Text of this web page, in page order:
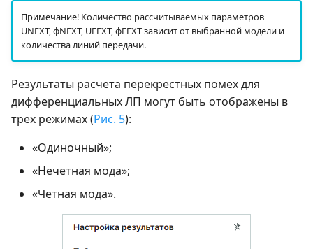
Примечание! Количество рассчитываемых параметров
UNEXT, ɸNEXT, UFEXT, ɸFEXT зависит от выбранной модели и
количества линий передачи.
Результаты расчета перекрестных помех для
дифференциальных ЛП могут быть отображены в
трех режимах (Рис. 5):
«Одиночный»;
«Нечетная мода»;
«Четная мода».